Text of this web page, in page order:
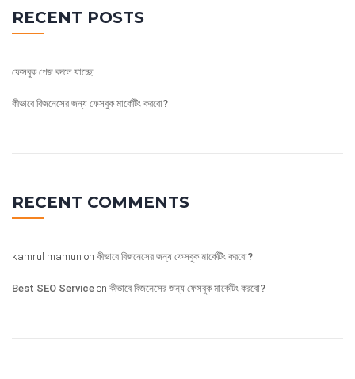
RECENT POSTS
ফেসবুক পেজ বদলে যাচ্ছে
কীভাবে বিজনেসের জন্য ফেসবুক মার্কেটিং করবো?
RECENT COMMENTS
kamrul mamun on কীভাবে বিজনেসের জন্য ফেসবুক মার্কেটিং করবো?
Best SEO Service on কীভাবে বিজনেসের জন্য ফেসবুক মার্কেটিং করবো?